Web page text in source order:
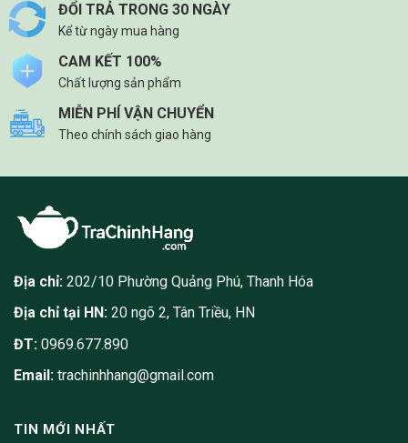
ĐỔI TRẢ TRONG 30 NGÀY
Kể từ ngày mua hàng
CAM KẾT 100%
Chất lượng sản phẩm
MIỄN PHÍ VẬN CHUYỂN
Theo chính sách giao hàng
Địa chỉ: 202/10 Phường Quảng Phú, Thanh Hóa
Địa chỉ tại HN: 20 ngõ 2, Tân Triều, HN
ĐT: 0969.677.890
Email: trachinhhang@gmail.com
TIN MỚI NHẤT